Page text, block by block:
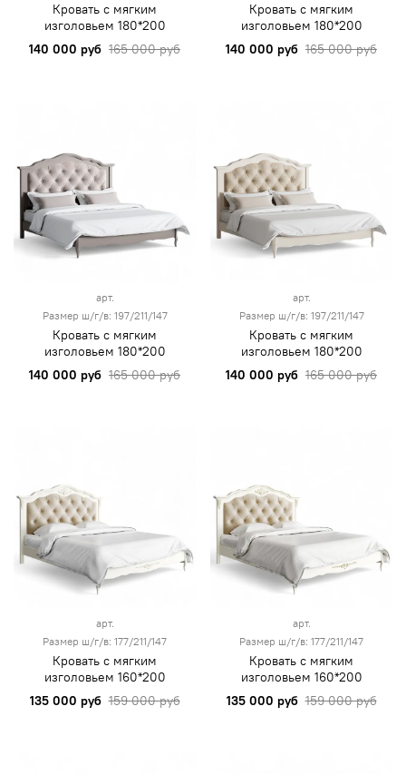
Кровать с мягким
изголовьем 180*200
140 000 руб 165 000 руб
Кровать с мягким
изголовьем 180*200
140 000 руб 165 000 руб
арт.
Размер ш/г/в: 197/211/147
Кровать с мягким
изголовьем 180*200
140 000 руб 165 000 руб
арт.
Размер ш/г/в: 197/211/147
Кровать с мягким
изголовьем 180*200
140 000 руб 165 000 руб
арт.
Размер ш/г/в: 177/211/147
Кровать с мягким
изголовьем 160*200
135 000 руб 159 000 руб
арт.
Размер ш/г/в: 177/211/147
Кровать с мягким
изголовьем 160*200
135 000 руб 159 000 руб